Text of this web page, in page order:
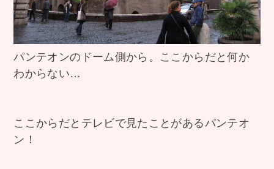
パンテオンのドーム側から。ここからだと何か
わからない…
ここからだとテレビで見たことがあるパンテオ
ン！